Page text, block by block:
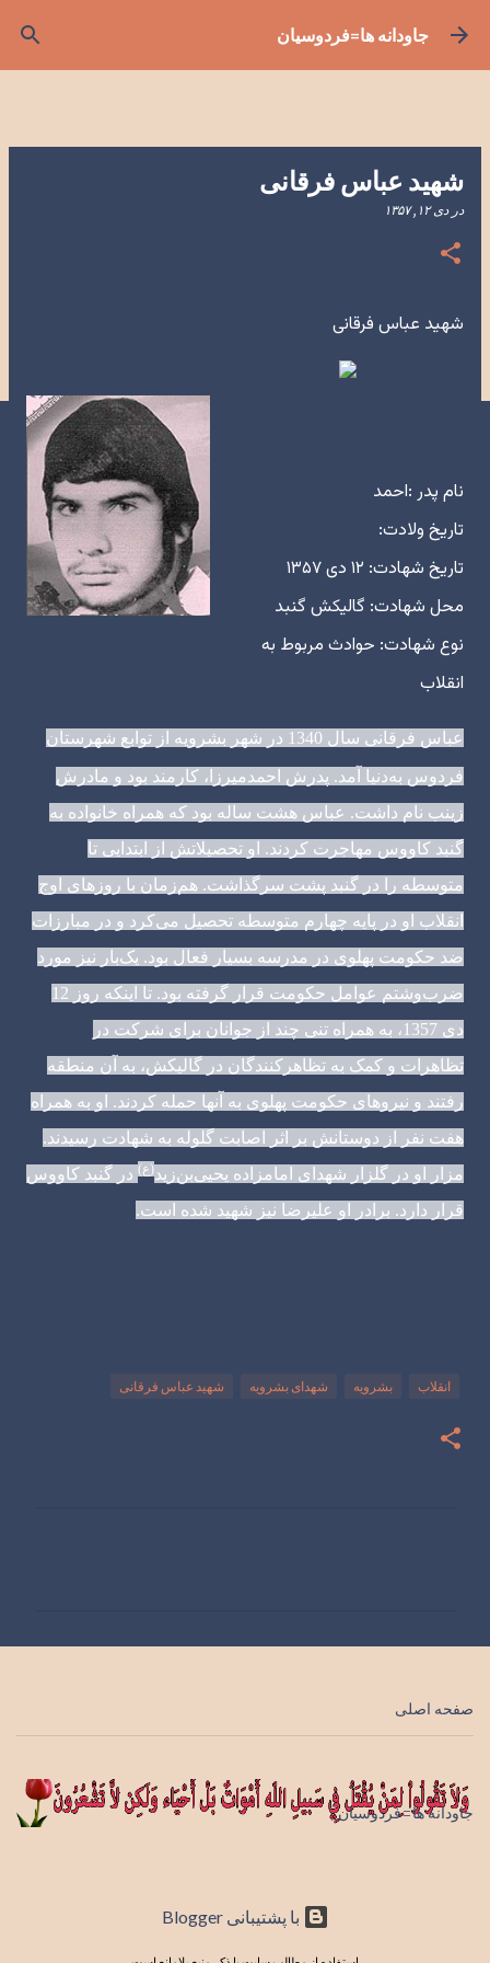
رد شدن به محتوای اصلیجاودانه ها=فردوسیان
شهید عباس فرقانی
دردی ۱۲, ۱۳۵۷
شهید عباس فرقانی
نام پدر :احمد
تاریخ ولادت:
تاریخ شهادت: ۱۲ دی ۱۳۵۷
محل شهادت: گالیکش گنبد
نوع شهادت: حوادث مربوط به
انقلاب
عباس فرقانی سال 1340 در شهر بشرویه از توابع شهرستان
فردوس به‌دنیا آمد. پدرش احمدمیرزا، کارمند بود و مادرش
زینب نام داشت. عباس هشت ساله بود که همراه خانواده به
گنبد کاووس مهاجرت کردند. او تحصیلاتش از ابتدایی تا
متوسطه را در گنبد پشت سرگذاشت. هم‌زمان با روزهای اوج
انقلاب او در پایه چهارم متوسطه تحصیل می‌کرد و در مبارزات
ضد حکومت پهلوی در مدرسه بسیار فعال بود. یک‌بار نیز مورد
ضرب‌وشتم عوامل حکومت قرار گرفته بود. تا اینکه روز 12
دی 1357، به همراه تنی چند از جوانان برای شرکت در
تظاهرات و کمک به تظاهرکنندگان در گالیکش، به آن منطقه
رفتند و نیروهای حکومت پهلوی به آنها حمله کردند. او به همراه
هفت نفر از دوستانش بر اثر اصابت گلوله به شهادت رسیدند.
مزار او در گلزار شهدای امامزاده یحیی‌بن‌زید (ع) در گنبد کاووس
قرار دارد. برادر او علیرضا نیز شهید شده است.
انقلاب بشرویه شهدای بشرویه شهید عباس فرقانی
صفحه اصلی
جاودانه ها=فردوسیان
‏با پشتیبانی Blogger